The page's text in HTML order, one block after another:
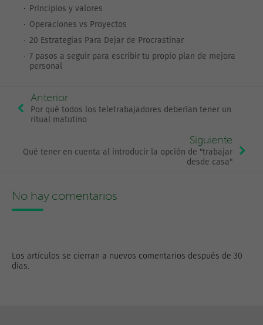
Principios y valores
Operaciones vs Proyectos
20 Estrategias Para Dejar de Procrastinar
7 pasos a seguir para escribir tu propio plan de mejora
personal
Anterior
Por qué todos los teletrabajadores deberían tener un
ritual matutino
Siguiente
Qué tener en cuenta al introducir la opción de "trabajar
desde casa"
No hay comentarios
Los artículos se cierran a nuevos comentarios después de 30
días.